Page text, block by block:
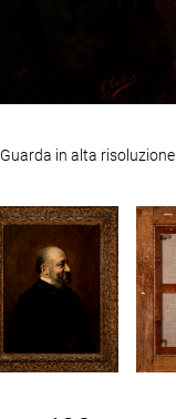
Guarda in alta risoluzione